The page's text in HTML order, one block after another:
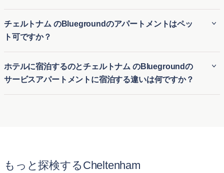
モンペリエは、そのエレガントなリージェンシー建築、ブ
ティックショップ、活気に満ちたカフェ文化で知られ、ス
タイリッシュで活気ある雰囲気を求める人々のお気に入り
の場所となっています。
ピットヴィルは、広大な公園、美しい湖、歴史的なポンプ
ルームがあり、家族や自然愛好家に理想的な静かな環境を
フスタイルを楽しむ方に最適な、ボヘミアンな雰囲気を誇
アパート賃貸を簡単に予約できます。ビジネスやレジャーの
ためにチェルトナム の仮住まいを探している方に、柔軟で便
利な一時的な住居を提供します。初めての街でも、長期の契
約なしで快適な家具付き住宅に簡単に入居できます。
チェルトナム のBluegroundのアパートメントはペッ
ト可ですか？
可で、愛犬や愛猫と一緒に快適な生活を送ることができま
す。チェルトナム のペット可アパートは、ペットに適した公
園や設備の近くに位置する物件が多く、ペットオーナーが安
ホテルに宿泊するのとチェルトナム のBluegroundの
サービスアパートメントに宿泊する違いは何ですか？
れており、一時的なホテル宿泊以上に自宅のようにくつろげ
もっと探検するCheltenham